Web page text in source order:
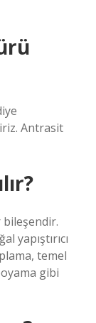
Antrasit
yapıştırıcı
temel
gibi